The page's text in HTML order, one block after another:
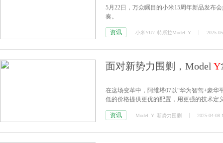
5月22日，万众瞩目的小米15周年新品发布
奏。
资讯 小米YU7 特斯拉Model Y 2025-
面对新势力围剿，Model Y
在这场变革中，阿维塔07以“华为智驾+豪华
低的价格提供更优的配置，用更强的技术定
资讯 Model Y 新势力围剿 2025-04-08